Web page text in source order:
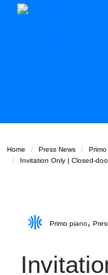
Home Press News
Invitation Only | Closed-
Primo piano,